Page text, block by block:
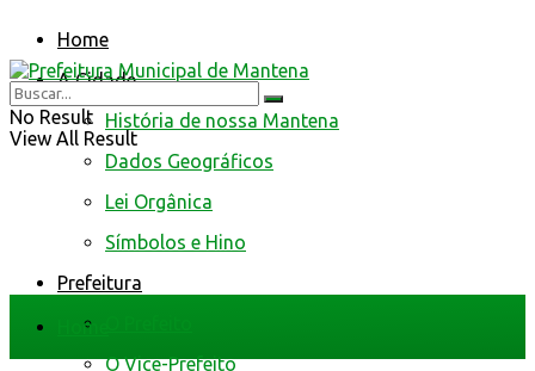
Home
A Cidade
História de nossa Mantena
Dados Geográficos
Lei Orgânica
Símbolos e Hino
Prefeitura
O Vice-Prefeito
No Result
View All Result
Home